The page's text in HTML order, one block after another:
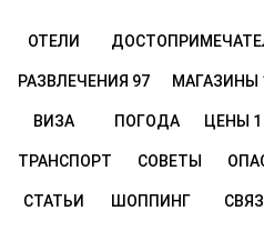
ОТЕЛИ
РАЗВЛЕЧЕНИЯ 97 МАГАЗИНЫ
ВИЗА ПОГОДА ЦЕНЫ
ТРАНСПОРТ СОВЕТЫ
СТАТЬИ ШОППИНГ